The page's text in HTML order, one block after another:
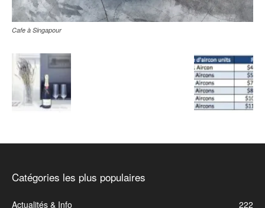
Cafe à Singapour
Catégories les plus populaires
Actualités & Info
222